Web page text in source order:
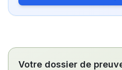
Votre dossier de